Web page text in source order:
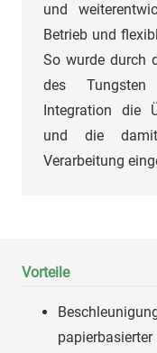
und
Betrieb und
So wurde durch
des Tungsten
Integration die
und die damit
Verarbeitung
Vorteile